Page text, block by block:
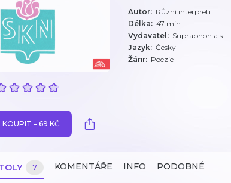
Autor: Různí interpreti
Délka: 47 min
Vydavatel : Supraphon a.s.
Jazyk: Česky
Žánr: Poezie
KOUPIT – 69 KČ
7 KOMENTÁŘE INFO PODOBNÉ